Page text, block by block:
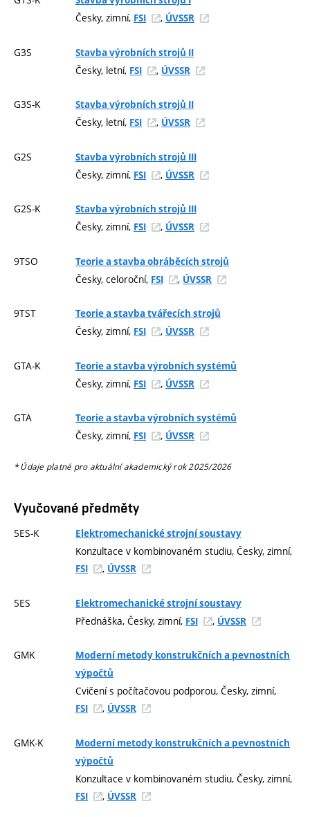
Česky, zimní, FSI , ÚVSSR
G3S Stavba výrobních strojů II
Česky, letní, FSI , ÚVSSR
G3S-K Stavba výrobních strojů II
Česky, letní, FSI , ÚVSSR
G2S Stavba výrobních strojů III
Česky, zimní, FSI , ÚVSSR
G2S-K Stavba výrobních strojů III
Česky, zimní, FSI , ÚVSSR
9TSO Teorie a stavba obráběcích strojů
Česky, celoroční, FSI , ÚVSSR
9TST Teorie a stavba tvářecích strojů
Česky, zimní, FSI , ÚVSSR
GTA-K Teorie a stavba výrobních systémů
Česky, zimní, FSI , ÚVSSR
GTA Teorie a stavba výrobních systémů
Česky, zimní, FSI , ÚVSSR
* Údaje platné pro aktuální akademický rok 2025/2026
Vyučované předměty
5ES-K Elektromechanické strojní soustavy
Konzultace v kombinovaném studiu, Česky, zimní,
FSI , ÚVSSR
5ES Elektromechanické strojní soustavy
Přednáška, Česky, zimní, FSI , ÚVSSR
GMK
Moderní metody konstrukčních a pevnostních
výpočtů
Cvičení s počítačovou podporou, Česky, zimní,
FSI , ÚVSSR
GMK-K
Moderní metody konstrukčních a pevnostních
výpočtů
Konzultace v kombinovaném studiu, Česky, zimní,
FSI , ÚVSSR